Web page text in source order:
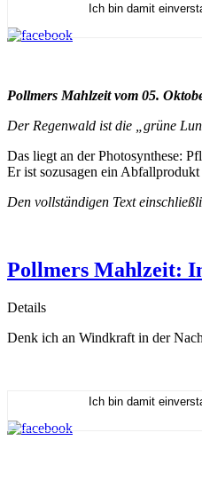
Ich bin damit
Pollmers Mahlzeit vom 05.
Der Regenwald ist die „grüne
Das liegt an der Photosynthese:
Er ist sozusagen ein Abfallprodukt
Den vollständigen Text
Pollmers Mahlzeit:
Details
Denk ich an Windkraft in der
Ich bin damit